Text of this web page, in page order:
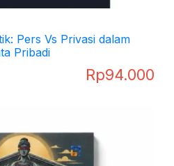
Pers Vs Privasi dalam
Pribadi
Rp94.000